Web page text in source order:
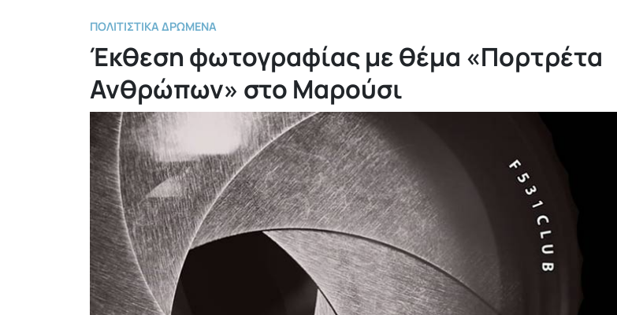
ΠΟΛΙΤΙΣΤΙΚΆ ΔΡΏΜΕΝΑ
Έκθεση φωτογραφίας με θέμα «Πορτρέτα
Ανθρώπων» στο Μαρούσι